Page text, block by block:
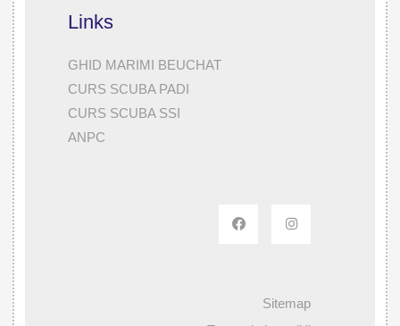
Links
GHID MARIMI BEUCHAT
CURS SCUBA PADI
CURS SCUBA SSI
ANPC
Sitemap